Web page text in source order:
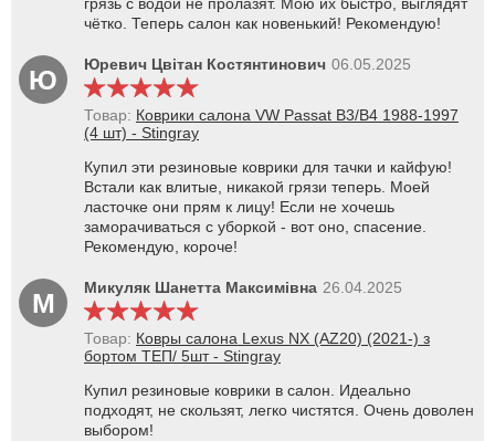
чётко. Теперь салон как новенький! Рекомендую!
Ю Юревич Цвітан Костянтинович 06.05.2025
Товар: Коврики салона VW Passat B3/B4 1988-1997
(4 шт) - Stingray
Купил эти резиновые коврики для тачки и кайфую!
Встали как влитые, никакой грязи теперь. Моей
ласточке они прям к лицу! Если не хочешь
заморачиваться с уборкой - вот оно, спасение.
Рекомендую, короче!
М Микуляк Шанетта Максимівна 26.04.2025
Товар: Ковры салона Lexus NX (AZ20) (2021-) з
бортом ТЕП/ 5шт - Stingray
Купил резиновые коврики в салон. Идеально
подходят, не скользят, легко чистятся. Очень доволен
выбором!